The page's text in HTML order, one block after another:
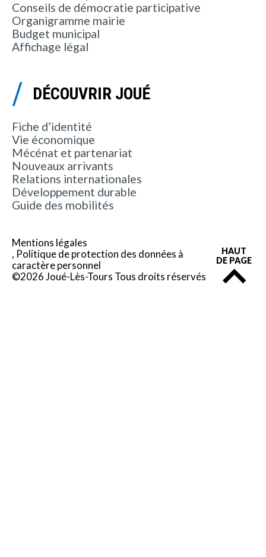
Conseils de démocratie participative
Organigramme mairie
Budget municipal
Affichage légal
DÉCOUVRIR JOUÉ
Fiche d’identité
Vie économique
Mécénat et partenariat
Nouveaux arrivants
Relations internationales
Développement durable
Guide des mobilités
Mentions légales
Politique de protection des données à
caractère personnel
©2026 Joué-Lès-Tours Tous droits réservés
HAUT
DE PAGE